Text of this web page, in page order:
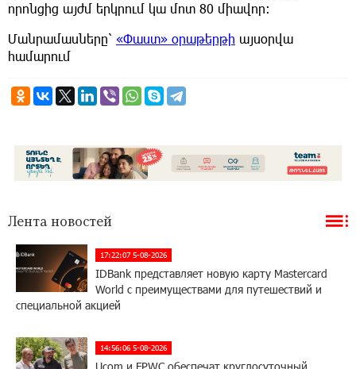
որոնցից այժմ երկրում կա մոտ 80 միավոր։
Մանրամասները՝ «Փաստ» օրաթերթի այսօրվա
համարում
Лента новостей
17:22:07 5-08-2026
IDBank представляет новую карту Mastercard
World с преимуществами для путешествий и
специальной акцией
14:56:06 5-08-2026